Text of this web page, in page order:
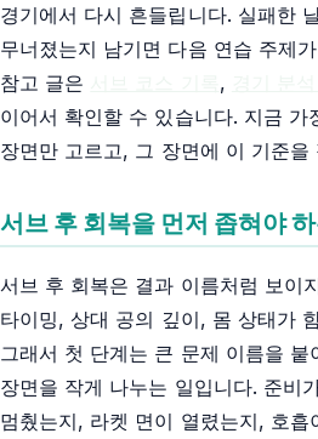
경기에서 다시 흔들립니다. 실패한
무너졌는지 남기면 다음 연습 주제
참고 글은
,
이어서 확인할 수 있습니다. 지금 가
장면만 고르고, 그 장면에 이 기준을
서브 후 회복을 먼저 좁혀야
서브 후 회복은 결과 이름처럼 보이
타이밍, 상대 공의 깊이, 몸 상태가
그래서 첫 단계는 큰 문제 이름을 붙
장면을 작게 나누는 일입니다. 준비
멈췄는지, 라켓 면이 열렸는지, 호